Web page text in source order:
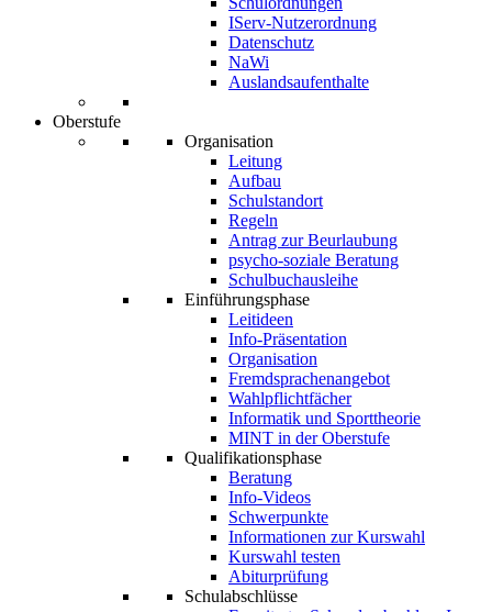
IServ-Nutzerordnung
Datenschutz
NaWi
Auslandsaufenthalte
Oberstufe
Organisation
Leitung
Aufbau
Schulstandort
Regeln
Antrag zur Beurlaubung
psycho-soziale Beratung
Schulbuchausleihe
Einführungsphase
Leitideen
Info-Präsentation
Organisation
Fremdsprachenangebot
Wahlpflichtfächer
Informatik und Sporttheorie
MINT in der Oberstufe
Qualifikationsphase
Beratung
Info-Videos
Schwerpunkte
Informationen zur Kurswahl
Kurswahl testen
Abiturprüfung
Schulabschlüsse